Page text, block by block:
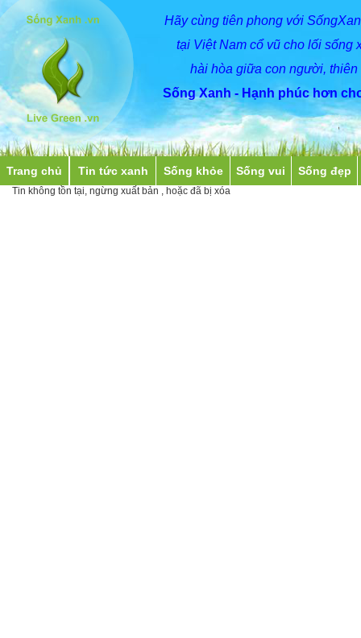
Hãycùng tiên phong với
tại Việt Nam cổ vũ cho lối sống
hài hòa giữa con người, thiên
Sống Xanh - Hạnh phúc hơn
Trang chủ Tin tức xanh Sống khỏe Sống vui Sống đẹp
Tin không tồn tại, ngừng xuất bản , hoặc đã bị xóa